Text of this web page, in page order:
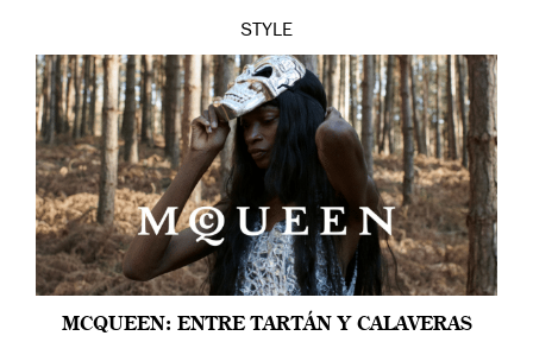
STYLE
MCQUEEN: ENTRE TARTÁN Y CALAVERAS